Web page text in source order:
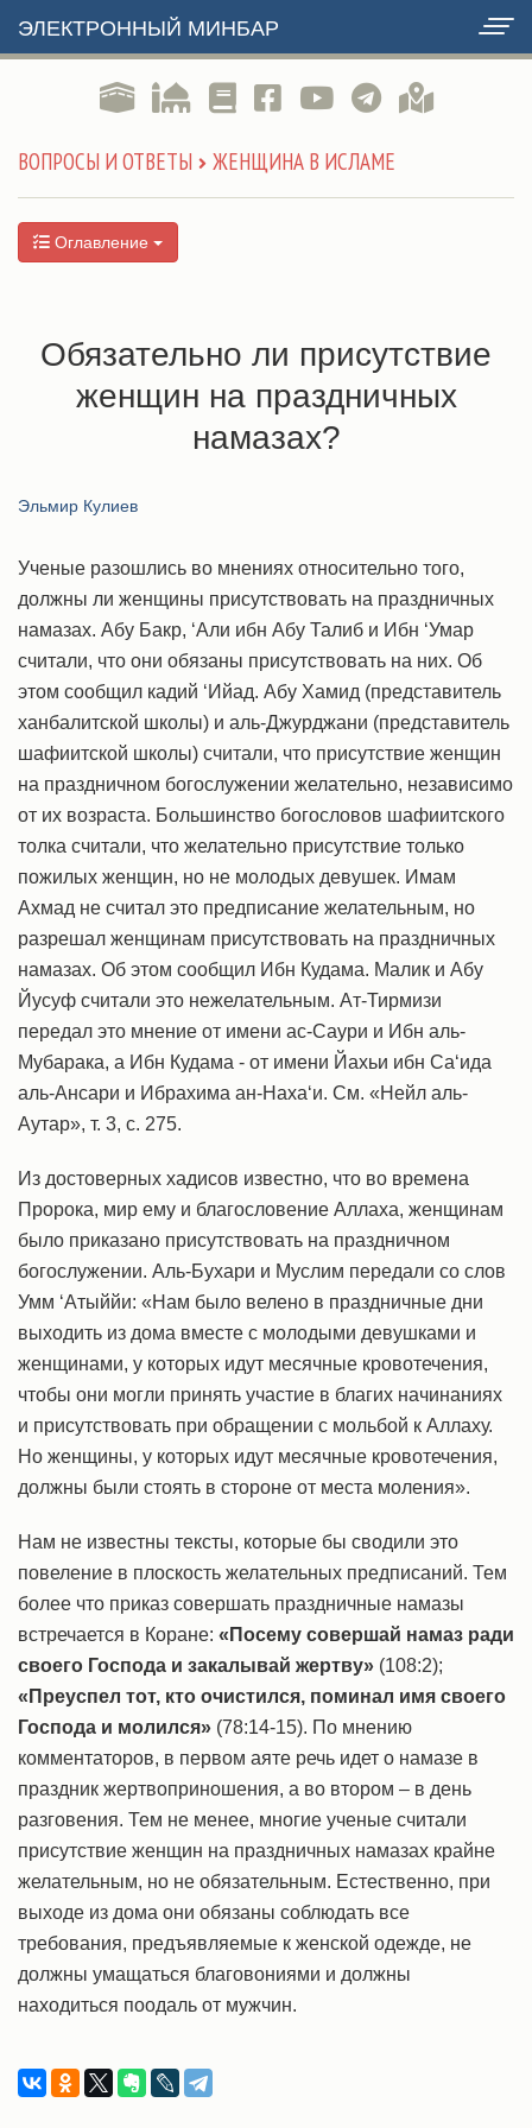
ЭЛЕКТРОННЫЙ МИНБАР
ВОПРОСЫ И ОТВЕТЫ ЖЕНЩИНА В ИСЛАМЕ
Оглавление
Обязательно ли присутствие
женщин на праздничных
намазах?
Эльмир Кулиев
Ученые разошлись во мнениях относительно того,
должны ли женщины присутствовать на праздничных
намазах. Абу Бакр, ‘Али ибн Абу Талиб и Ибн ‘Умар
считали, что они обязаны присутствовать на них. Об
этом сообщил кадий ‘Ийад. Абу Хамид (представитель
ханбалитской школы) и аль-Джурджани (представитель
шафиитской школы) считали, что присутствие женщин
на праздничном богослужении желательно, независимо
от их возраста. Большинство богословов шафиитского
толка считали, что желательно присутствие только
пожилых женщин, но не молодых девушек. Имам
Ахмад не считал это предписание желательным, но
разрешал женщинам присутствовать на праздничных
намазах. Об этом сообщил Ибн Кудама. Малик и Абу
Йусуф считали это нежелательным. Ат-Тирмизи
передал это мнение от имени ас-Саури и Ибн аль-
Мубарака, а Ибн Кудама - от имени Йахьи ибн Са‘ида
аль-Ансари и Ибрахима ан-Наха‘и. См. «Нейл аль-
Аутар», т. 3, с. 275.
Из достоверных хадисов известно, что во времена
Пророка, мир ему и благословение Аллаха, женщинам
было приказано присутствовать на праздничном
богослужении. Аль-Бухари и Муслим передали со слов
Умм ‘Атыййи: «Нам было велено в праздничные дни
выходить из дома вместе с молодыми девушками и
женщинами, у которых идут месячные кровотечения,
чтобы они могли принять участие в благих начинаниях
и присутствовать при обращении с мольбой к Аллаху.
Но женщины, у которых идут месячные кровотечения,
должны были стоять в стороне от места моления».
Нам не известны тексты, которые бы сводили это
повеление в плоскость желательных предписаний. Тем
более что приказ совершать праздничные намазы
встречается в Коране: «Посему совершай намаз ради
своего Господа и закалывай жертву» (108:2);
«Преуспел тот, кто очистился, поминал имя своего
Господа и молился» (78:14-15). По мнению
комментаторов, в первом аяте речь идет о намазе в
праздник жертвоприношения, а во втором – в день
разговения. Тем не менее, многие ученые считали
присутствие женщин на праздничных намазах крайне
желательным, но не обязательным. Естественно, при
выходе из дома они обязаны соблюдать все
требования, предъявляемые к женской одежде, не
должны умащаться благовониями и должны
находиться поодаль от мужчин.